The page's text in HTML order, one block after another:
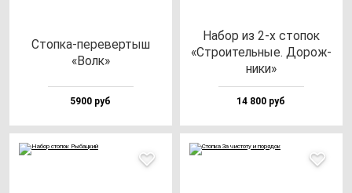
Стоп­ка-пе­ре­вер­тыш
«Волк»
5900 руб
Набор из 2-х сто­пок
«Стро­итель­ные. Дорож­
ни­ки»
14 800 руб